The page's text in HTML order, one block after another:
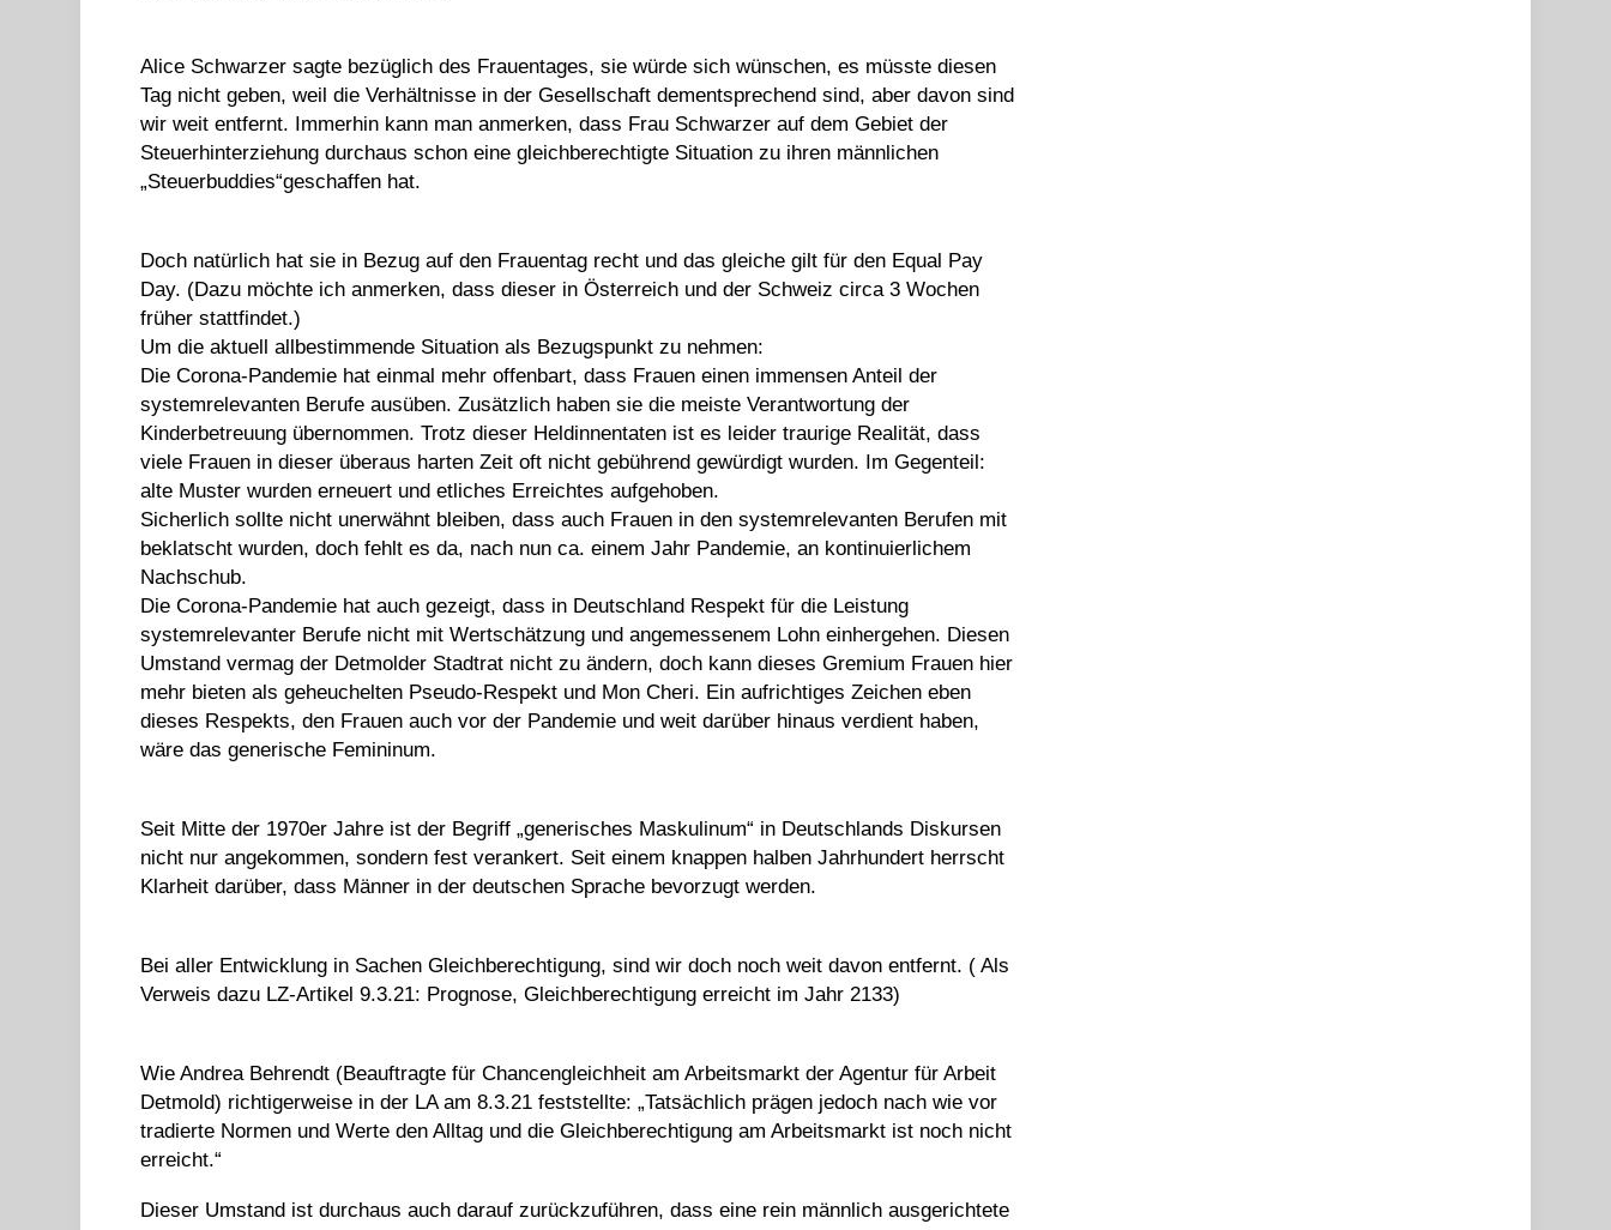
Alice Schwarzer sagte bezüglich des Frauentages, sie würde sich wünschen, es müsste diesen
Tag nicht geben, weil die Verhältnisse in der Gesellschaft dementsprechend sind, aber davon sind
wir weit entfernt. Immerhin kann man anmerken, dass Frau Schwarzer auf dem Gebiet der
Steuerhinterziehung durchaus schon eine gleichberechtigte Situation zu ihren männlichen
„Steuerbuddies“geschaffen hat.
Doch natürlich hat sie in Bezug auf den Frauentag recht und das gleiche gilt für den Equal Pay
Day. (Dazu möchte ich anmerken, dass dieser in Österreich und der Schweiz circa 3 Wochen
früher stattfindet.)
Um die aktuell allbestimmende Situation als Bezugspunkt zu nehmen:
Die Corona-Pandemie hat einmal mehr offenbart, dass Frauen einen immensen Anteil der
systemrelevanten Berufe ausüben. Zusätzlich haben sie die meiste Verantwortung der
Kinderbetreuung übernommen. Trotz dieser Heldinnentaten ist es leider traurige Realität, dass
viele Frauen in dieser überaus harten Zeit oft nicht gebührend gewürdigt wurden. Im Gegenteil:
alte Muster wurden erneuert und etliches Erreichtes aufgehoben.
Sicherlich sollte nicht unerwähnt bleiben, dass auch Frauen in den systemrelevanten Berufen mit
beklatscht wurden, doch fehlt es da, nach nun ca. einem Jahr Pandemie, an kontinuierlichem
Nachschub.
Die Corona-Pandemie hat auch gezeigt, dass in Deutschland Respekt für die Leistung
systemrelevanter Berufe nicht mit Wertschätzung und angemessenem Lohn einhergehen. Diesen
Umstand vermag der Detmolder Stadtrat nicht zu ändern, doch kann dieses Gremium Frauen hier
mehr bieten als geheuchelten Pseudo-Respekt und Mon Cheri. Ein aufrichtiges Zeichen eben
dieses Respekts, den Frauen auch vor der Pandemie und weit darüber hinaus verdient haben,
wäre das generische Femininum.
Seit Mitte der 1970er Jahre ist der Begriff „generisches Maskulinum“ in Deutschlands Diskursen
nicht nur angekommen, sondern fest verankert. Seit einem knappen halben Jahrhundert herrscht
Klarheit darüber, dass Männer in der deutschen Sprache bevorzugt werden.
Bei aller Entwicklung in Sachen Gleichberechtigung, sind wir doch noch weit davon entfernt. ( Als
Verweis dazu LZ-Artikel 9.3.21: Prognose, Gleichberechtigung erreicht im Jahr 2133)
Wie Andrea Behrendt (Beauftragte für Chancengleichheit am Arbeitsmarkt der Agentur für Arbeit
Detmold) richtigerweise in der LA am 8.3.21 feststellte: „Tatsächlich prägen jedoch nach wie vor
tradierte Normen und Werte den Alltag und die Gleichberechtigung am Arbeitsmarkt ist noch nicht
erreicht.“
Dieser Umstand ist durchaus auch darauf zurückzuführen, dass eine rein männlich ausgerichtete